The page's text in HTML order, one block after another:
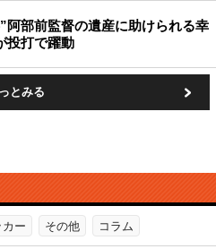
阿部前監督の遺産に助けられる幸
投打で躍動
とみる
ー その他 コラム